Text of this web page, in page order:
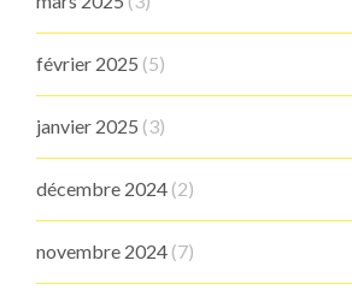
février 2025 (5)
janvier 2025 (3)
décembre 2024 (2)
novembre 2024 (7)